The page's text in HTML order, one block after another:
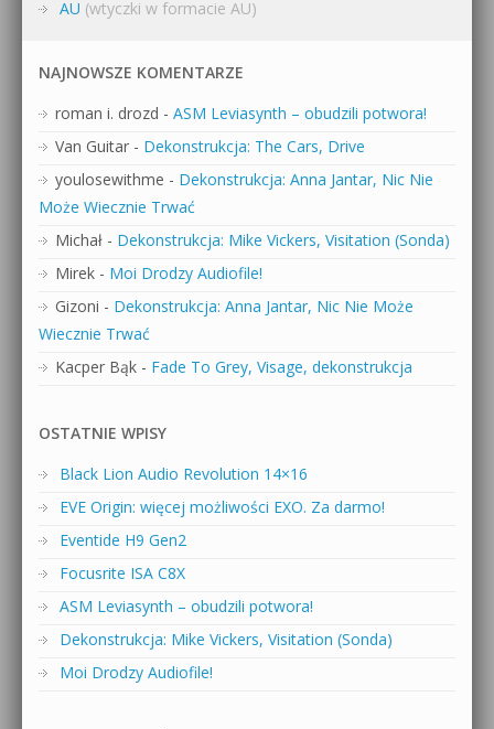
AU (wtyczki w formacie AU)
NAJNOWSZE KOMENTARZE
roman i. drozd - ASM Leviasynth – obudzili potwora!
Van Guitar - Dekonstrukcja: The Cars, Drive
youlosewithme - Dekonstrukcja: Anna Jantar, Nic Nie
Może Wiecznie Trwać
Michał - Dekonstrukcja: Mike Vickers, Visitation (Sonda)
Mirek - Moi Drodzy Audiofile!
Gizoni - Dekonstrukcja: Anna Jantar, Nic Nie Może
Wiecznie Trwać
Kacper Bąk - Fade To Grey, Visage, dekonstrukcja
OSTATNIE WPISY
Black Lion Audio Revolution 14×16
EVE Origin: więcej możliwości EXO. Za darmo!
Eventide H9 Gen2
Focusrite ISA C8X
ASM Leviasynth – obudzili potwora!
Dekonstrukcja: Mike Vickers, Visitation (Sonda)
Moi Drodzy Audiofile!